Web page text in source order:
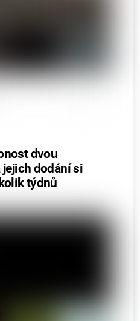
dvou
dodání si
týdnů